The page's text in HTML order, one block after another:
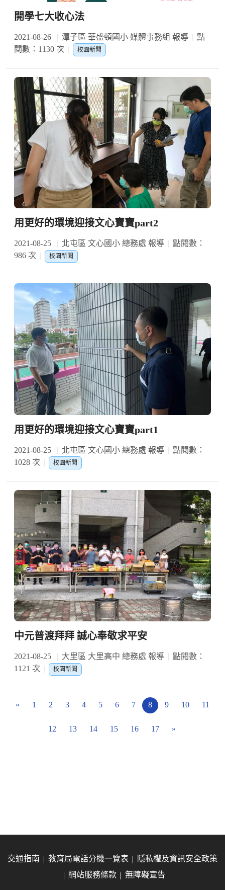
開學七大收心法
2021-08-26 潭子區 華盛頓國小 媒體事務組 報導
點
閱數：1130 次
校園新聞
用更好的環境迎接文心寶寶part2
2021-08-25 北屯區 文心國小 總務處 報導
點閱數：
986 次
校園新聞
用更好的環境迎接文心寶寶part1
2021-08-25 北屯區 文心國小 總務處 報導
點閱數：
1028 次
校園新聞
中元普渡拜拜 誠心奉敬求平安
2021-08-25 大里區 大里高中 總務處 報導
點閱數：
1121 次
校園新聞
« 1 2 3 4 5 6 7 8 9 10 11
12 13 14 15 16 17 »
交通指南 教育局電話分機一覽表
隱私權及資訊安全政策
網站服務條款
無障礙宣告